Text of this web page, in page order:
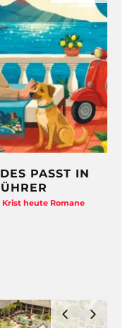
PASST IN
heute Romane